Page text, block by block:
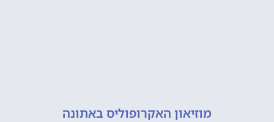
מוזיאון האקרופוליס באתונה